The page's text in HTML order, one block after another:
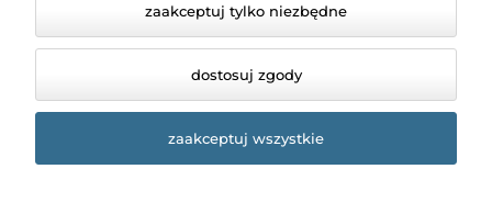
© 2026 sklep.mat.net.pl. Wszelkie prawa zastrzeżone.
zaakceptuj tylko niezbędne
dostosuj zgody
zaakceptuj wszystkie